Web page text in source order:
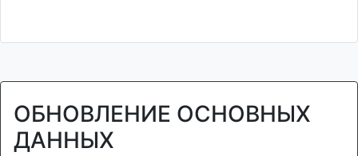
ОБНОВЛЕНИЕ ОСНОВНЫХ
ДАННЫХ